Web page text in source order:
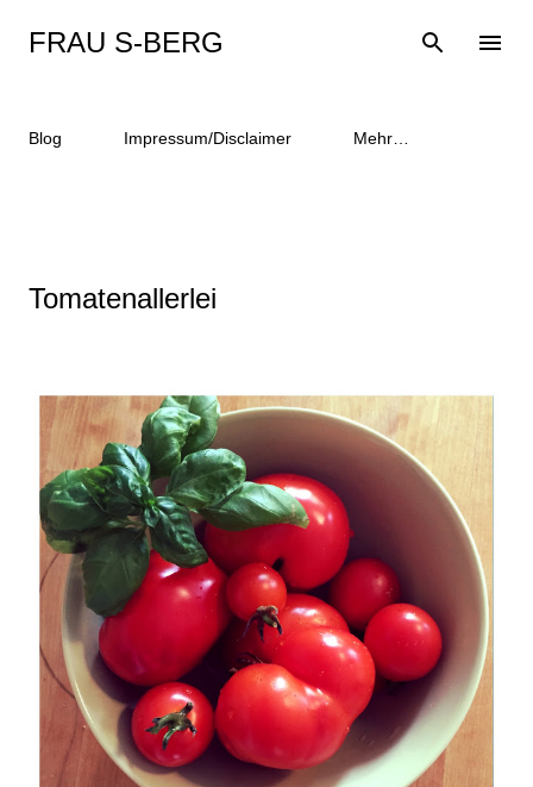
Direkt zum Hauptbereich
FRAU S-BERG
Blog Impressum/Disclaimer Mehr…
Tomatenallerlei